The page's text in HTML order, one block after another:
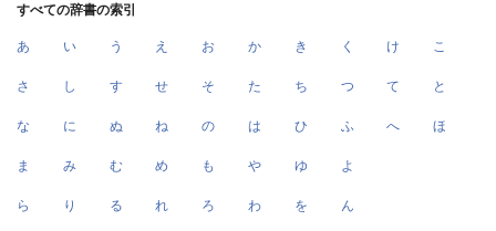
すべての辞書の索引
あ い う え お か き く け こ
さ し す せ そ た ち つ て と
な に ぬ ね の は ひ ふ へ ほ
ま み む め も や ゆ よ
ら り る れ ろ わ を ん